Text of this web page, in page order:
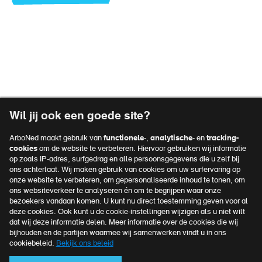
navigatie
Officieel kennispartner van
MKB Nederland
Meer over MKB Nederland
Voet
navigatie
Privacyreglement
Algemene voorwaarden
Klachtenprocedure
Cookies
Wil jij ook een goede site?
ArboNed maakt gebruik van functionele-, analytische- en tracking-
cookiesom de website te verbeteren. Hiervoor gebruiken wij informatie
op zoals IP-adres, surfgedrag en alle persoonsgegevens die u zelf bij
ons achterlaat. Wij maken gebruik van cookies om uw surfervaring op
onze website te verbeteren, om gepersonaliseerde inhoud te tonen, om
ons websiteverkeer te analyseren én om te begrijpen waar onze
bezoekers vandaan komen. U kunt nu direct toestemming geven voor al
deze cookies. Ook kunt u de cookie-instellingen wijzigen als u niet wilt
dat wij deze informatie delen. Meer informatie over de cookies die wij
bijhouden en de partijen waarmee wij samenwerken vindt u in ons
cookiebeleid. Bekijk ons beleid